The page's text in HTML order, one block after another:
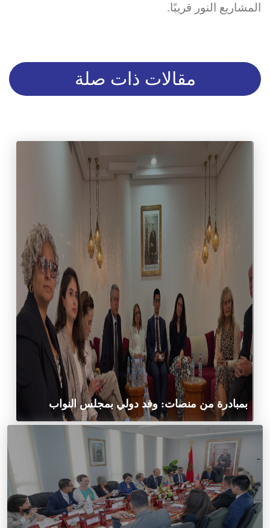
المشاريع النور قريبًا.
مقالات ذات صلة
بمبادرة من منصات: وفد دولي بمجلس النواب